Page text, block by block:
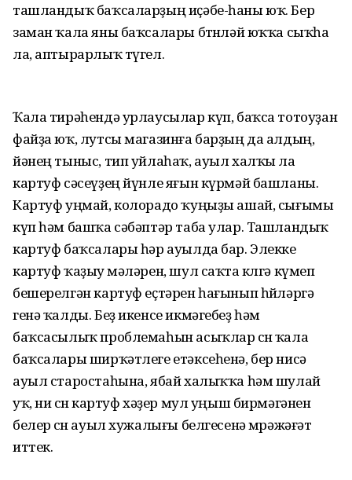
ташландыҡ баҡсаларҙың иҫәбе-һаны юҡ. Бер
заман ҡала яны баҡсалары бөтөнләй юҡҡа сыҡһа
ла, аптырарлыҡ түгел.
Ҡала тирәһендә урлаусылар күп, баҡса тотоуҙан
файҙа юҡ, лутсы магазинға барҙың да алдың,
йәнең тыныс, тип уйлаһаҡ, ауыл халҡы ла
картуф сәсеүҙең йүнле яғын күрмәй башланы.
Картуф уңмай, колорадо ҡуңыҙы ашай, сығымы
күп һәм башҡа сәбәптәр таба улар. Ташландыҡ
картуф баҡсалары һәр ауылда бар. Элекке
картуф ҡаҙыу өмәләрен, шул саҡта көлгә күмеп
бешерелгән картуф еҫтәрен һағынып һөйләргә
генә ҡалды. Беҙ икенсе икмәгебеҙ һәм
баҡсасылыҡ проблемаһын асыҡлар өсөн ҡала
баҡсалары ширҡәтлеге етәксеһенә, бер нисә
ауыл старостаһына, ябай халыҡҡа һәм шулай
уҡ, ни өсөн картуф хәҙер мул уңыш бирмәгәнен
белер өсөн ауыл хужалығы белгесенә мөрәжәғәт
иттек.